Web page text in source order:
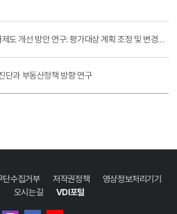
국토계획평가제도 개선 방안 연구: 평가대상 계획 조정 및 변경을 중심으로
단과 부동산정책 방향 연구
단수집거부 저작권정책
영상정보처리기기
오시는길 VDI포털